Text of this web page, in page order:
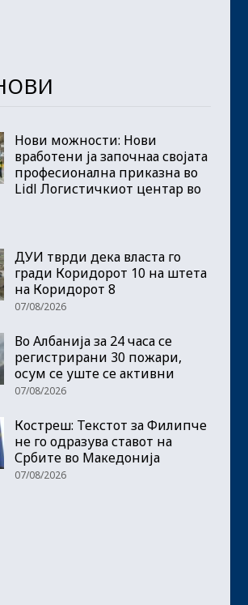
Нови можности: Нови
вработени ја започнаа својата
професионална приказна во
Lidl Логистичкиот центар во
ДУИ тврди дека власта го
гради Коридорот 10 на штета
на Коридорот 8
07/08/2026
Во Албанија за 24 часа се
регистрирани 30 пожари,
осум се уште се активни
07/08/2026
Костреш: Текстот за Филипче
не го одразува ставот на
Србите во Македонија
07/08/2026